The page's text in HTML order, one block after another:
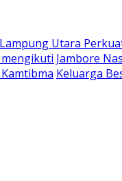
Utara
Jambore
Keluarga